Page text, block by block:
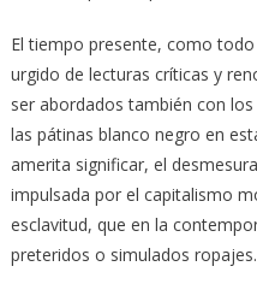
El tiempo presente, como
urgido de lecturas críticas y
ser abordados también con
las pátinas blanco negro en
amerita significar, el
impulsada por el capitalismo
esclavitud, que en la
preteridos o simulados ropajes.